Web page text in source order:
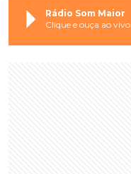
Rádio Som Maior
Clique e ouça ao vivo